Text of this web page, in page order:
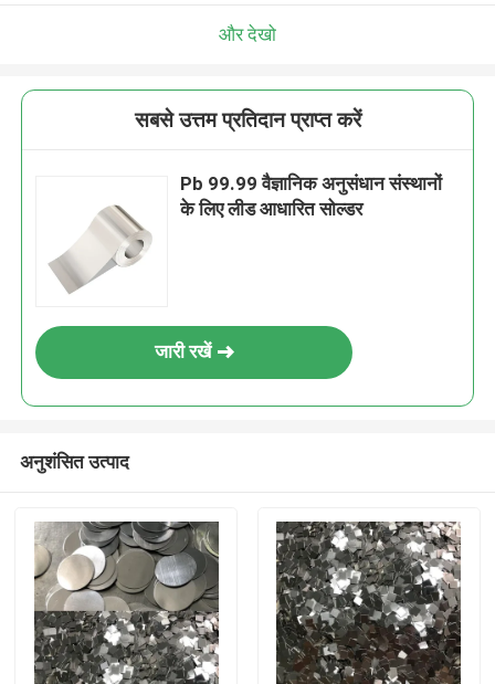
और देखो
सबसे उत्तम प्रतिदान प्राप्त करें
Pb 99.99 वैज्ञानिक अनुसंधान संस्थानों
के लिए लीड आधारित सोल्डर
जारी रखें
अनुशंसित उत्पाद